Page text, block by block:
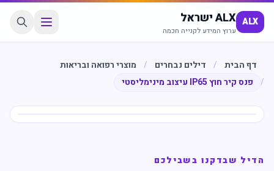
ALX ALX ישראל
ערוץ המידע לקנייה חכמה
דף הבית / דילים נבחרים /
מוצרי רפואה ובריאות
/
פנס קיר חוץ IP65 עיצוב מינימליסטי
הדיל שבדקנו בשבילכם